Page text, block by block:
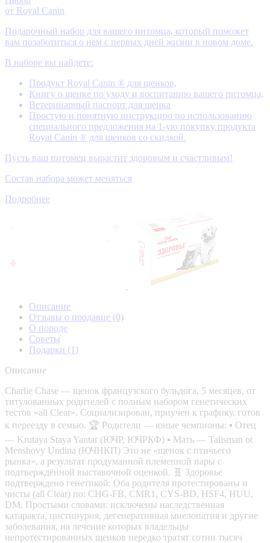
от Royal Canin
Подарочный набор для вашего питомца, который поможет
вам позаботиться о нем с первых дней жизни в новом доме.
В наборе вы найдете:
Продукт Royal Canin ® для щенков,
Книгу о щенке по уходу и воспитанию вашего питомца,
Ветеринарный паспорт для щенка
Простую и понятную инструкцию по использованию
специального предложения на 1-ую покупку продукта
Royal Canin ® для щенков со скидкой.
Пусть ваш питомец вырастит здоровым и счастливым!
Состав набора может меняться
Подробнее
Описание
Отзывы о продавце (0)
О породе
Советы
Подарки (1)
Описание
Charlie Chase — щенок французского бульдога, 5 месяцев, от
титулованных родителей с полным набором генетических
тестов «all Clear». Социализирован, приучен к графику, готов
к переезду в семью. 🏆 Родители — юные чемпионы: ▪️ Отец
— Krutaya Staya Yantar (ЮЧР, ЮЧРКФ) ▪️ Мать — Talisman ot
Menshovy Undina (ЮЧНКП) Это не «щенок с птичьего
рынка», а результат продуманной племенной пары с
подтверждённой выставочной оценкой. 🧬 Здоровье
подтверждено генетикой: Оба родителя протестированы и
чисты (all Clear) по: CHG-FB, CMR1, CYS-BD, HSF4, HUU,
DM. Простыми словами: исключены наследственная
катаракта, цистинурия, дегенеративная миелопатия и другие
заболевания, на лечение которых владельцы
непротестированных щенков нередко тратят сотни тысяч